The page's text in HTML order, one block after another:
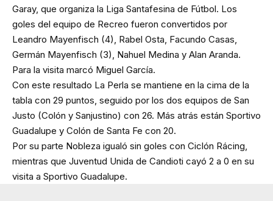
Garay, que organiza la Liga Santafesina de Fútbol. Los
goles del equipo de Recreo fueron convertidos por
Leandro Mayenfisch (4), Rabel Osta, Facundo Casas,
Germán Mayenfisch (3), Nahuel Medina y Alan Aranda.
Para la visita marcó Miguel García.
Con este resultado La Perla se mantiene en la cima de la
tabla con 29 puntos, seguido por los dos equipos de San
Justo (Colón y Sanjustino) con 26. Más atrás están Sportivo
Guadalupe y Colón de Santa Fe con 20.
Por su parte Nobleza igualó sin goles con Ciclón Rácing,
mientras que Juventud Unida de Candioti cayó 2 a 0 en su
visita a Sportivo Guadalupe.